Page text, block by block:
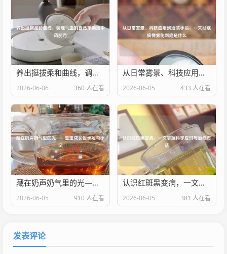
养出挺拔柔和曲线，调理气血的自然丰胸汤中药配方
2026-06-06 360 人在看
从日常雾景、科技应用到治咳手段，一文彻底搞懂雾化到底是什么
2026-06-05 433 人在看
藏在奶声奶气里的光——宝宝成长语录短句小记
2026-06-05 910 人在看
认识红斑黑变病，一文掌握科学应对与治疗
2026-06-05 381 人在看
发表评论